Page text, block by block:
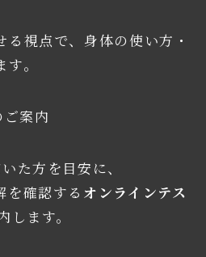
る視点で、身体の使い方・
。
案内
た方を目安に、
を確認する オンラインテス
します。